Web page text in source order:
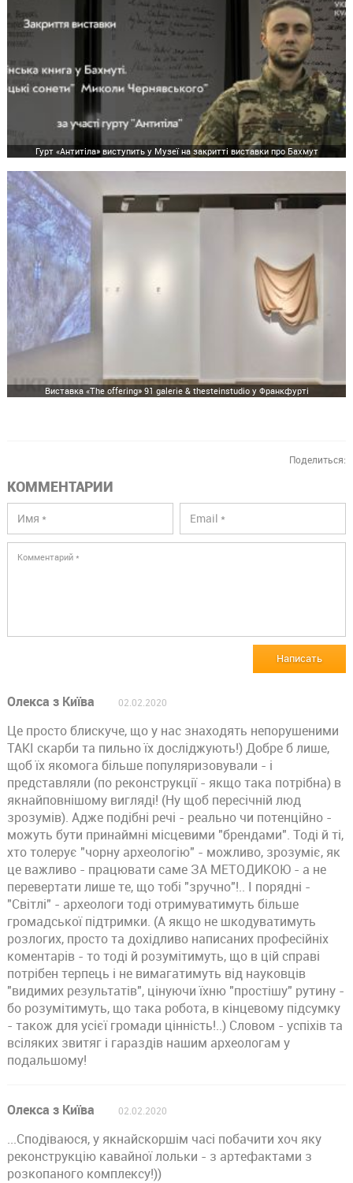
Гурт «Антитіла» виступить у Музеї на закритті виставки про Бахмут
Виставка «The offering» 91 galerie & thesteinstudio у Франкфурті
Поделиться:
КОММЕНТАРИИ
Написать
Олекса з Київа 02.02.2020
Це просто блискуче, що у нас знаходять непорушеними
ТАКІ скарби та пильно їх досліджують!) Добре б лише,
щоб їх якомога більше популяризовували - і
представляли (по реконструкції - якщо така потрібна) в
якнайповнішому вигляді! (Ну щоб пересічній люд
зрозумів). Адже подібні речі - реально чи потенційно -
можуть бути принаймні місцевими "брендами". Тоді й ті,
хто толерує "чорну археологію" - можливо, зрозуміє, як
це важливо - працювати саме ЗА МЕТОДИКОЮ - а не
перевертати лише те, що тобі "зручно"!.. І порядні -
"Світлі" - археологи тоді отримуватимуть більше
громадської підтримки. (А якщо не шкодуватимуть
розлогих, просто та дохідливо написаних професійніх
коментарів - то тоді й розумітимуть, що в цій справі
потрібен терпець і не вимагатимуть від науковців
"видимих результатів", цінуючи їхню "простішу" рутину -
бо розумітимуть, що така робота, в кінцевому підсумку
- також для усієї громади цінність!..) Словом - успіхів та
всіляких звитяг і гараздів нашим археологам у
подальшому!
Олекса з Київа 02.02.2020
...Сподіваюся, у якнайскоршім часі побачити хоч яку
реконструкцію кавайної лольки - з артефактами з
розкопаного комплексу!))